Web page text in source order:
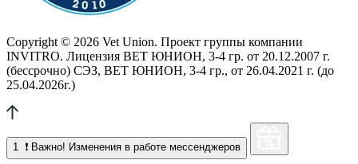
Copyright © 2026 Vet Union. Проект группы компании
INVITRO. Лицензия ВЕТ ЮНИОН, 3-4 гр. от 20.12.2007 г.
(бессрочно) СЭЗ, ВЕТ ЮНИОН, 3-4 гр., от 26.04.2021 г. (до
25.04.2026г.)
1 ❗ Важно! Изменения в работе мессенджеров